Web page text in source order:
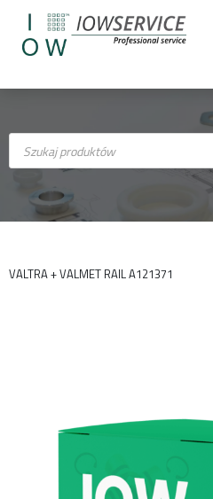
Wyszukiwarka
produktów
VALTRA + VALMET RAIL A121371